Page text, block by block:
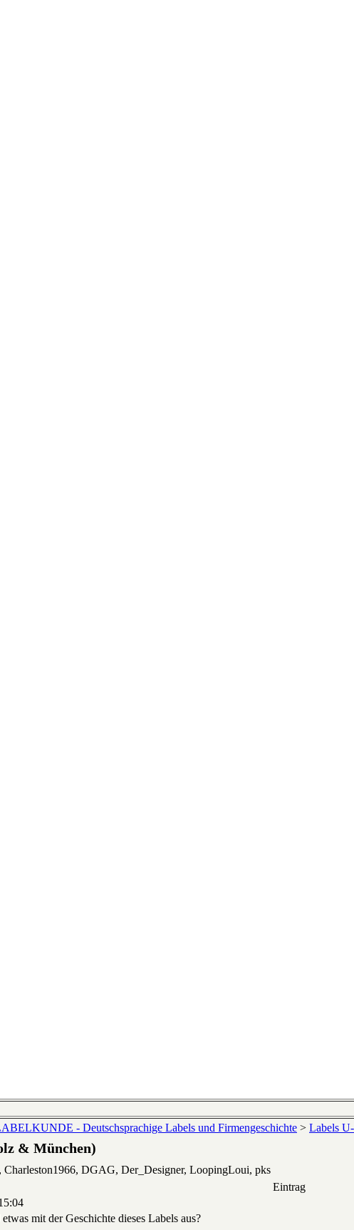
- Deutschsprachige Labels und Firmengeschichte > Labels
& München)
Charleston1966, DGAG, Der_Designer, LoopingLoui, pks
Eintrag
mit der Geschichte dieses Labels aus?